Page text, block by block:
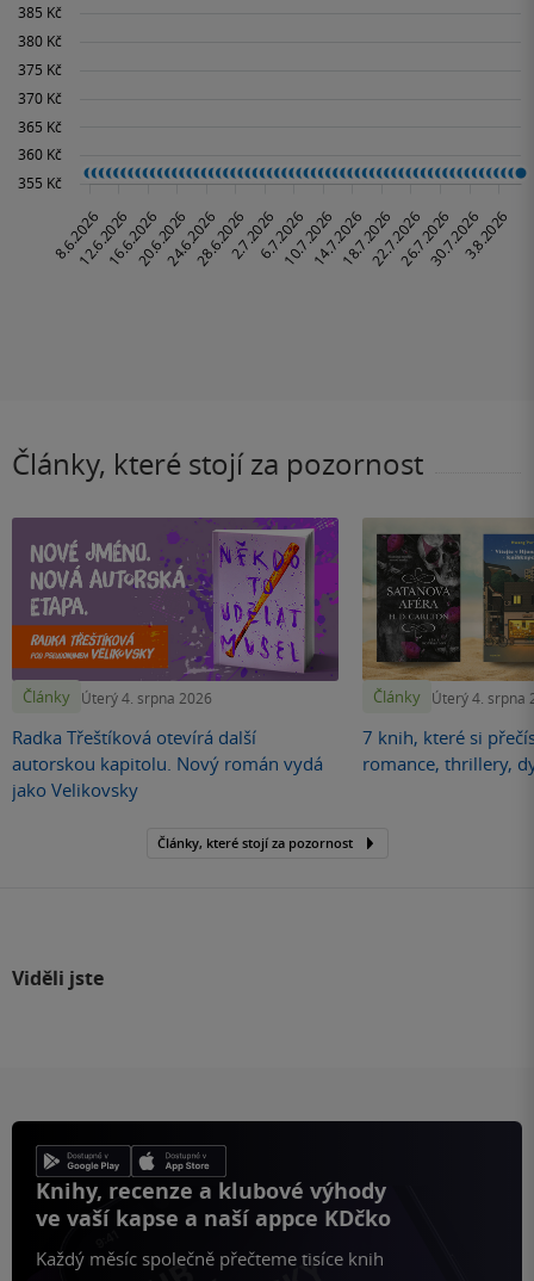
Články, které stojí za pozornost
Články Úterý 4. srpna 2026
Radka Třeštíková otevírá další
autorskou kapitolu. Nový román vydá
jako Velikovsky
Články Úterý 4. srpna
7 knih, které si
romance, thrillery,
Články, které stojí za pozornost
Viděli jste
Knihy, recenze a klubové výhody
ve vaší kapse a naší appce KDčko
Každý měsíc společně přečteme tisíce knih